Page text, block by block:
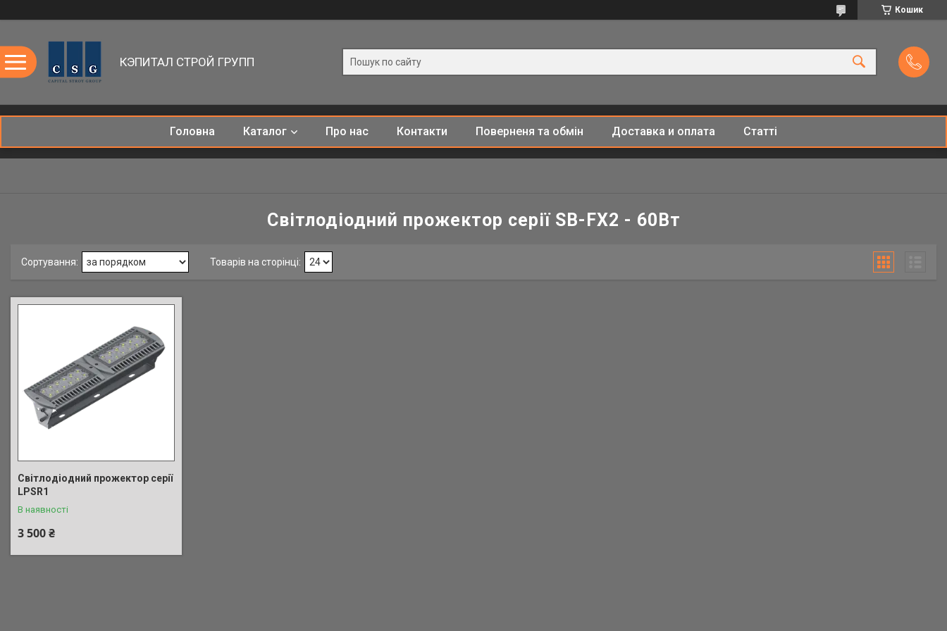
Кошик
КЭПИТАЛ СТРОЙ ГРУПП
Головна Каталог Про нас Контакти Поверненя та обмін Доставка и оплата Статті
Світлодіодний прожектор серії SB-FX2 - 60Вт
Світлодіодний прожектор серії
LPSR1
В наявності
3 500 ₴